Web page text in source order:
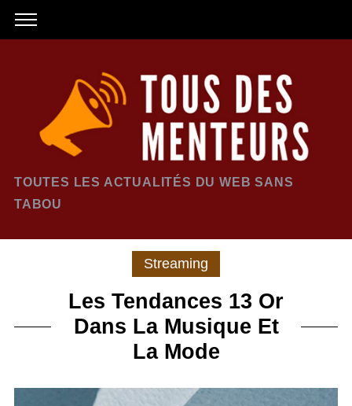
TOUTES LES ACTUALITÉS DU WEB SANS
TABOU
Streaming
Les Tendances 13 Or
Dans La Musique Et
La Mode